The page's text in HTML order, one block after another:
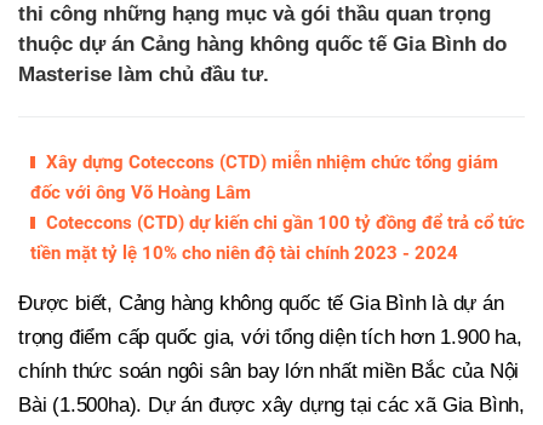
thi công những hạng mục và gói thầu quan trọng
thuộc dự án Cảng hàng không quốc tế Gia Bình do
Masterise làm chủ đầu tư.
Xây dựng Coteccons (CTD) miễn nhiệm chức tổng giám
đốc với ông Võ Hoàng Lâm
Coteccons (CTD) dự kiến chi gần 100 tỷ đồng để trả cổ tức
tiền mặt tỷ lệ 10% cho niên độ tài chính 2023 - 2024
Được biết, Cảng hàng không quốc tế Gia Bình là dự án
trọng điểm cấp quốc gia, với tổng diện tích hơn 1.900 ha,
chính thức soán ngôi sân bay lớn nhất miền Bắc của Nội
Bài (1.500ha). Dự án được xây dựng tại các xã Gia Bình,